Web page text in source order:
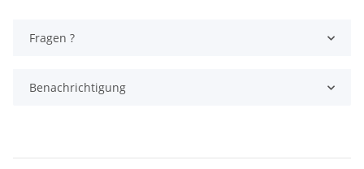
Fragen ?
Benachrichtigung